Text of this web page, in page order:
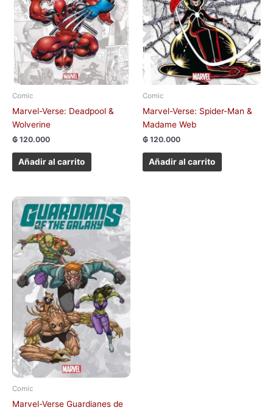
Comic
Marvel-Verse: Deadpool &
Wolverine
₲ 120.000
Añadir al carrito
Comic
Marvel-Verse: Spider-Man &
Madame Web
₲ 120.000
Añadir al carrito
Comic
Marvel-Verse Guardianes de